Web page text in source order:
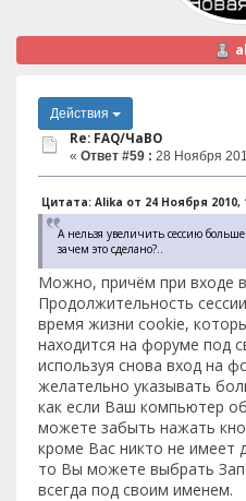
Действия
Re: FAQ/ЧаВО
« Ответ #59 : 28 Ноября
Цитата: Alika от 24 Ноября 2010,
А нельзя увеличить сессию
зачем это сделано?..
Можно, причём при входе
Продолжительность
время жизни cookie,
находится на форуме под
используя снова вход на
желательно указывать
как если Ваш компьютер
можете забыть нажать
кроме Вас никто не имеет
то Вы можете выбрать
всегда под своим именем.